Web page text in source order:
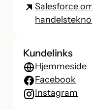
Salesforce
Kundelinks
Hjemmeside
Facebook
Instagram